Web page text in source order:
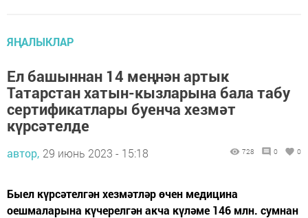
ЯҢАЛЫКЛАР
Ел башыннан 14 меңнән артык
Татарстан хатын-кызларына бала табу
сертификатлары буенча хезмәт
күрсәтелде
автор, 29 июнь 2023 - 15:18 728 0 0
Быел күрсәтелгән хезмәтләр өчен медицина
оешмаларына күчерелгән акча күләме 146 млн. сумнан